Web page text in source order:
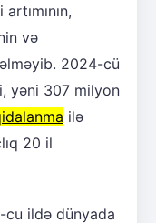
və
2024-cü
yəni 307 milyon
ilə
20 il
cu ildə dünyada